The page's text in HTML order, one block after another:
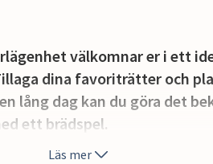
välkomnar er i ett
dina favoriträtter och
lång dag kan du göra det
ett brädspel.
Läs mer